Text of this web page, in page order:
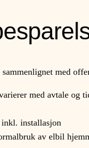
med
med avtale og
installasjon
av elbil